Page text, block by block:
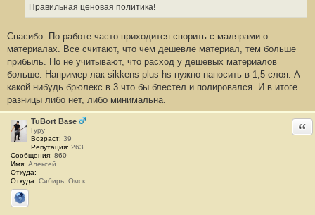
Правильная ценовая политика!
Спасибо. По работе часто приходится спорить с малярами о
материалах. Все считают, что чем дешевле материал, тем больше
прибыль. Но не учитывают, что расход у дешевых материалов
больше. Например лак sikkens plus hs нужно наносить в 1,5 слоя. А
какой нибудь брюлекс в 3 что бы блестел и полировался. И в итоге
разницы либо нет, либо минимальна.
TuBort Base
Гуру
Возраст: 39
Репутация: 263
Сообщения: 860
Имя: Алексей
Откуда:
Откуда: Сибирь, Омск
Сайт